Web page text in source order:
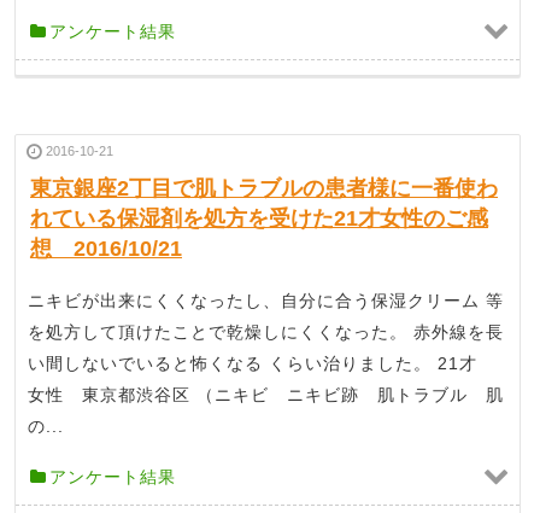
アンケート結果
2016-10-21
東京銀座2丁目で肌トラブルの患者様に一番使わ
れている保湿剤を処方を受けた21才女性のご感
想 2016/10/21
ニキビが出来にくくなったし、自分に合う保湿クリーム 等
を処方して頂けたことで乾燥しにくくなった。 赤外線を長
い間しないでいると怖くなる くらい治りました。 21才
女性 東京都渋谷区 （ニキビ ニキビ跡 肌トラブル 肌
の...
アンケート結果